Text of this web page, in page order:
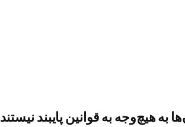
هیچ‌وجه به قوانین پایبند نیستند